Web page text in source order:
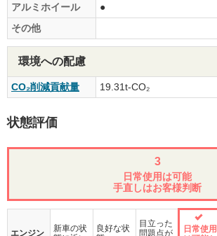
アルミホイール
●
その他
環境への配慮
CO₂削減貢献量 19.31t-CO₂
状態評価
3
日常使用は可能
手直しはお客様判断
エンジン
新車の状
良好な状
目立った
問題点が
日常使用